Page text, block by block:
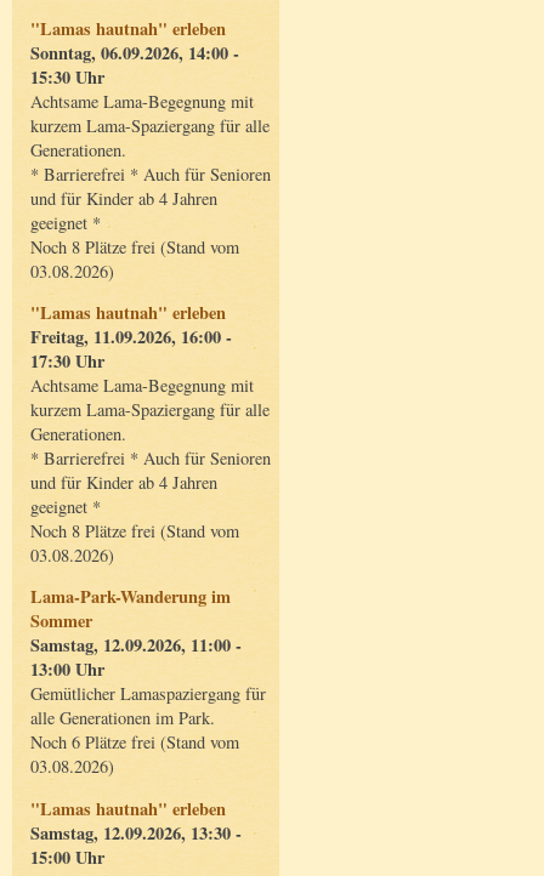
"Lamas hautnah" erleben
Sonntag, 06.09.2026, 14:00 -
15:30 Uhr
Achtsame Lama-Begegnung mit
kurzem Lama-Spaziergang für alle
Generationen.
* Barrierefrei * Auch für Senioren
und für Kinder ab 4 Jahren
geeignet *
Noch 8 Plätze frei (Stand vom
03.08.2026)
"Lamas hautnah" erleben
Freitag, 11.09.2026, 16:00 -
17:30 Uhr
Achtsame Lama-Begegnung mit
kurzem Lama-Spaziergang für alle
Generationen.
* Barrierefrei * Auch für Senioren
und für Kinder ab 4 Jahren
geeignet *
Noch 8 Plätze frei (Stand vom
03.08.2026)
Lama-Park-Wanderung im
Sommer
Samstag, 12.09.2026, 11:00 -
13:00 Uhr
Gemütlicher Lamaspaziergang für
alle Generationen im Park.
Noch 6 Plätze frei (Stand vom
03.08.2026)
"Lamas hautnah" erleben
Samstag, 12.09.2026, 13:30 -
15:00 Uhr